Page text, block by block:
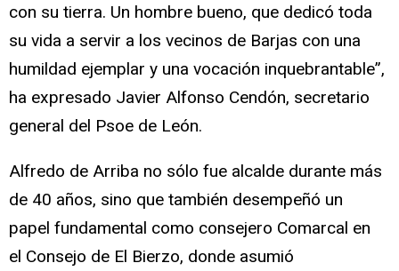
con su tierra. Un hombre bueno, que dedicó toda
su vida a servir a los vecinos de Barjas con una
humildad ejemplar y una vocación inquebrantable”,
ha expresado Javier Alfonso Cendón, secretario
general del Psoe de León.
Alfredo de Arriba no sólo fue alcalde durante más
de 40 años, sino que también desempeñó un
papel fundamental como consejero Comarcal en
el Consejo de El Bierzo, donde asumió